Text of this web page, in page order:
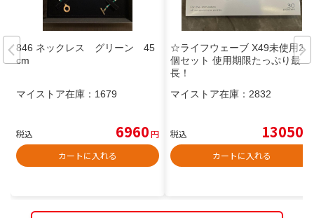
846 ネックレス グリーン 45
cm
マイストア在庫： 1679
税込 6960円
カートに入れる
☆ライフウェーブ X49未使用2
個セット 使用期限たっぷり最
長！
マイストア在庫： 2832
税込 13050
カートに入れる